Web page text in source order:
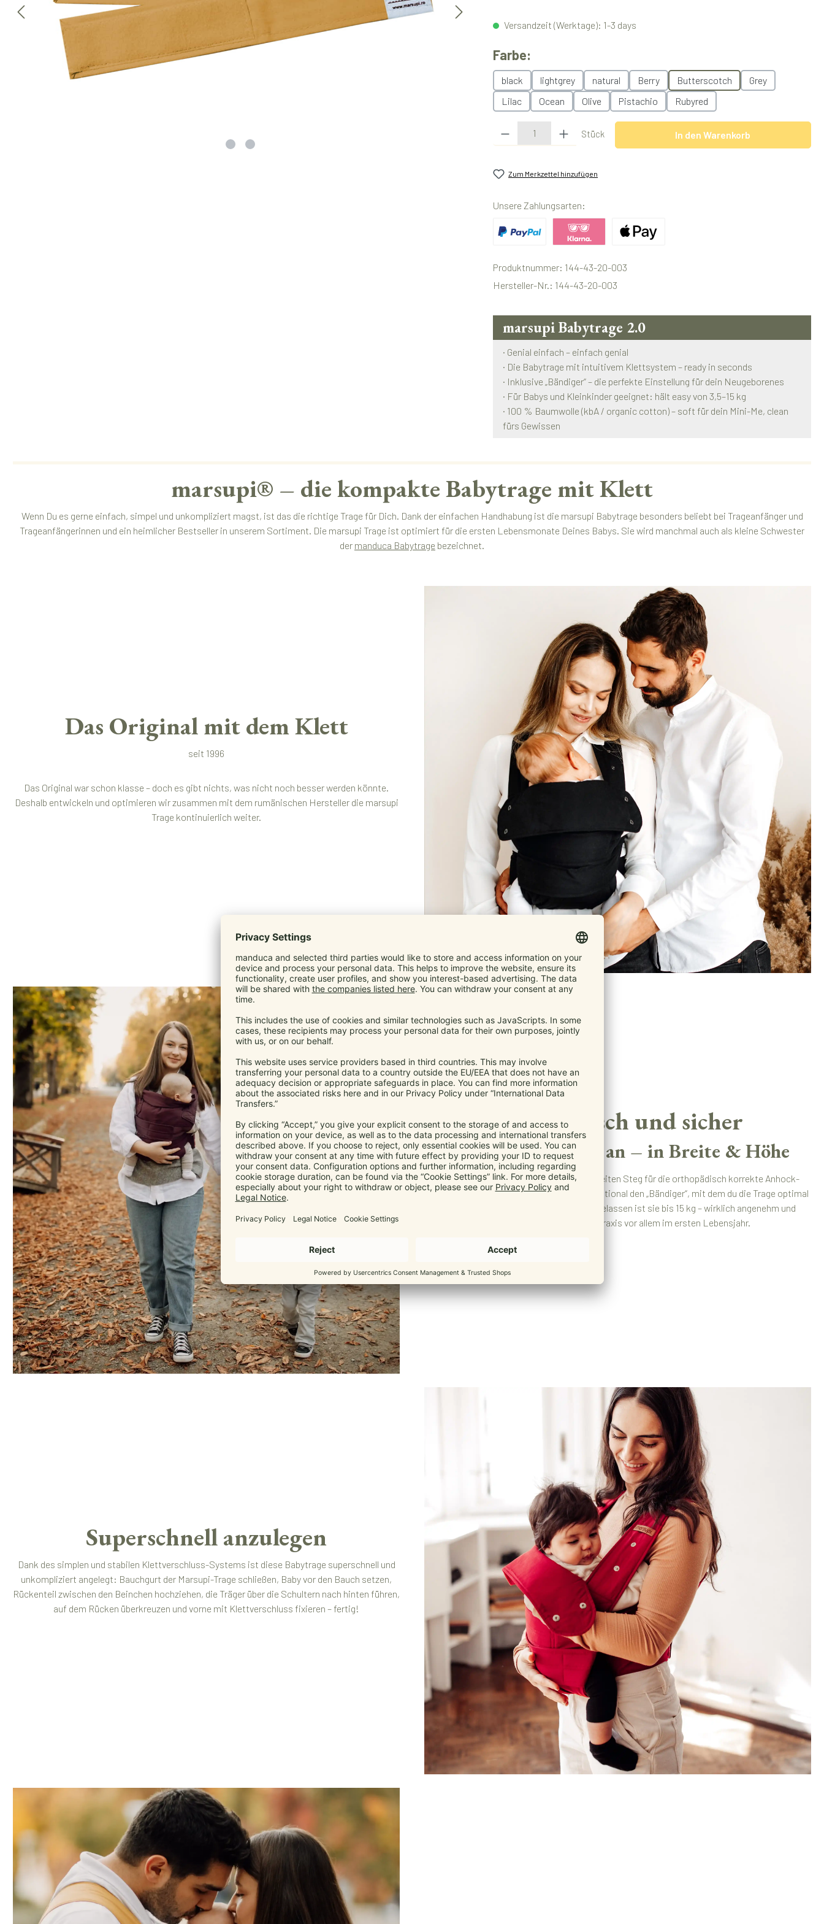
Versandzeit (Werktage): 1-3 days
Farbe:
black lightgrey natural Berry Butterscotch
Grey
Lilac
Ocean Olive Pistachio Rubyred
Produkt Anzahl: Gib den gewünschten Wert ein oder benutze die Schaltflächen um die
Stück In den Warenkorb
Zum Merkzettel hinzufügen
Unsere Zahlungsarten:
Produktnummer: 144-43-20-003
Hersteller-Nr.: 144-43-20-003
marsupi Babytrage 2.0
· Genial einfach – einfach genial
· Die Babytrage mit intuitivem Klettsystem – ready in seconds
· Inklusive „Bändiger“ – die perfekte Einstellung für dein Neugeborenes
· Für Babys und Kleinkinder geeignet: hält easy von 3,5–15 kg
· 100 % Baumwolle (kbA / organic cotton) – soft für dein Mini-Me, clean
fürs Gewissen
marsupi® – die kompakte Babytrage mit Klett
Wenn Du es gerne einfach, simpel und unkompliziert magst, ist das die richtige Trage für Dich. Dank der einfachen Handhabung ist die marsupi Babytrage besonders beliebt bei Trageanfänger und
Trageanfängerinnen und ein heimlicher Bestseller in unserem Sortiment. Die marsupi Trage ist optimiert für die ersten Lebensmonate Deines Babys. Sie wird manchmal auch als kleine Schwester
der manduca Babytrage bezeichnet.
Das Original mit dem Klett
seit 1996
Das Original war schon klasse – doch es gibt nichts, was nicht noch besser werden könnte.
Deshalb entwickeln und optimieren wir zusammen mit dem rumänischen Hersteller die marsupi
Trage kontinuierlich weiter.
Ergonomisch und sicher
Passt sich stufenlos an – in Breite & Höhe
Wie alle Marsupis hat die Breeze einen breiten Steg für die orthopädisch korrekte Anhock-
Spreiz-Haltung deines Babys. Dazu gibt’s optional den „Bändiger“, mit dem du die Trage optimal
auf Neugeborene einstellen kannst. Zugelassen ist sie bis 15 kg – wirklich angenehm und
alltagstauglich ist sie in der Praxis vor allem im ersten Lebensjahr.
Superschnell anzulegen
Dank des simplen und stabilen Klettverschluss-Systems ist diese Babytrage superschnell und
unkompliziert angelegt: Bauchgurt der Marsupi-Trage schließen, Baby vor den Bauch setzen,
Rückenteil zwischen den Beinchen hochziehen, die Träger über die Schultern nach hinten führen,
auf dem Rücken überkreuzen und vorne mit Klettverschluss fixieren – fertig!